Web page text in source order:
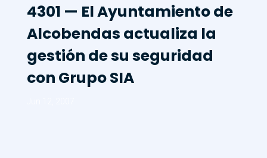
4301 — El Ayuntamiento de
Alcobendas actualiza la
gestión de su seguridad
con Grupo SIA